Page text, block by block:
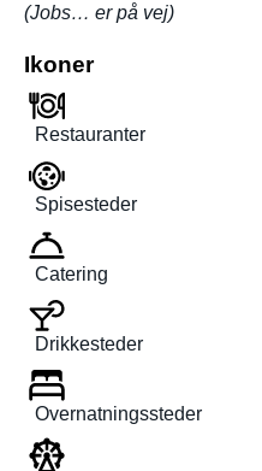
(Jobs… er på vej)
Ikoner
Restauranter
Spisesteder
Catering
Drikkesteder
Overnatningssteder